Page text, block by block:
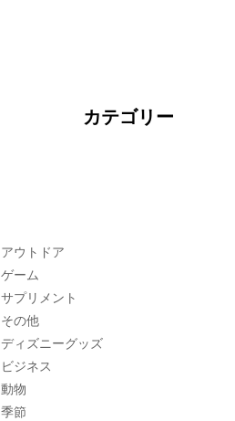
カテゴリー
アウトドア
ゲーム
サプリメント
その他
ディズニーグッズ
ビジネス
動物
季節